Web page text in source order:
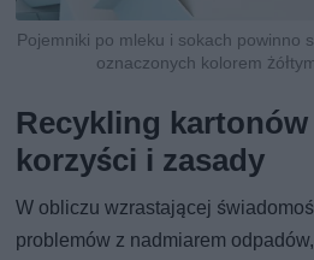
Pojemniki po mleku i sokach powinno
oznaczonych kolorem
Recykling
korzyści i zasady
W obliczu wzrastającej
problemów z nadmiarem